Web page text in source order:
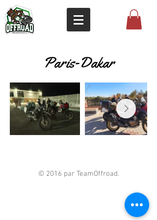
Paris-Dakar
© 2016 par TeamOffroad.